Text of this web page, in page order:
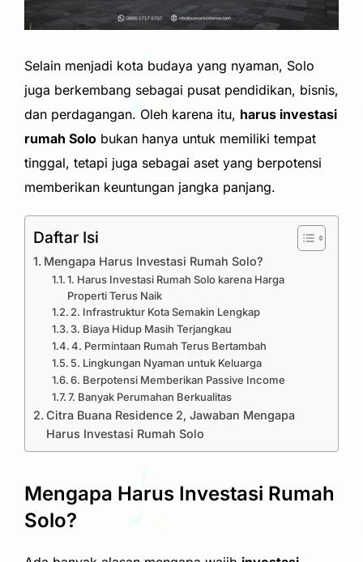
Selain menjadi kota budaya yang nyaman, Solo
juga berkembang sebagai pusat pendidikan, bisnis,
dan perdagangan. Oleh karena itu, harus investasi
rumah Solo bukan hanya untuk memiliki tempat
tinggal, tetapi juga sebagai aset yang berpotensi
memberikan keuntungan jangka panjang.
Daftar Isi
Mengapa Harus Investasi Rumah Solo?
1. Harus Investasi Rumah Solo karena Harga
Properti Terus Naik
2. Infrastruktur Kota Semakin Lengkap
3. Biaya Hidup Masih Terjangkau
4. Permintaan Rumah Terus Bertambah
5. Lingkungan Nyaman untuk Keluarga
6. Berpotensi Memberikan Passive Income
7. Banyak Perumahan Berkualitas
Citra Buana Residence 2, Jawaban Mengapa
Harus Investasi Rumah Solo
Mengapa Harus Investasi Rumah
Solo?